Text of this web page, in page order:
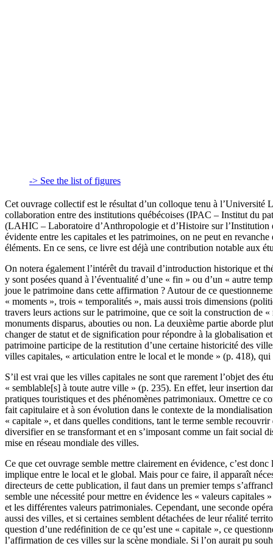
-> See the list of figures
Cet ouvrage collectif est le résultat d’un colloque tenu à l’Université
collaboration entre des institutions québécoises (IPAC – Institut du
(LAHIC – Laboratoire d’Anthropologie et d’Histoire sur l’Institution
évidente entre les capitales et les patrimoines, on ne peut en
éléments. En ce sens, ce livre est déjà une contribution notable aux
On notera également l’intérêt du travail d’introduction historique et
y sont posées quand à l’éventualité d’une « fin » ou d’un « autre
joue le patrimoine dans cette affirmation ? Autour de ce
« moments », trois « temporalités », mais aussi trois dimensions
travers leurs actions sur le patrimoine, que ce soit la construction de
monuments disparus, abouties ou non. La deuxième partie aborde
changer de statut et de signification pour répondre à la globalisation
patrimoine participe de la restitution d’une certaine historicité des
villes capitales, « articulation entre le local et le monde » (p. 418),
S’il est vrai que les villes capitales ne sont que rarement l’objet des
« semblable[s] à toute autre ville » (p. 235). En effet, leur insertion
pratiques touristiques et des phénomènes patrimoniaux. Omettre ce
fait capitulaire et à son évolution dans le contexte de la
« capitale », et dans quelles conditions, tant le terme semble
diversifier en se transformant et en s’imposant comme un fait social
mise en réseau mondiale des villes.
Ce que cet ouvrage semble mettre clairement en évidence, c’est
implique entre le local et le global. Mais pour ce faire, il apparaît
directeurs de cette publication, il faut dans un premier temps
semble une nécessité pour mettre en évidence les « valeurs
et les différentes valeurs patrimoniales. Cependant, une seconde
aussi des villes, et si certaines semblent détachées de leur réalité
question d’une redéfinition de ce qu’est une « capitale », ce
l’affirmation de ces villes sur la scène mondiale. Si l’on aurait pu